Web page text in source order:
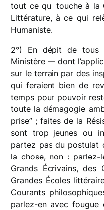
tout ce qui touche à la
Littérature, à ce qui
Humaniste.
2°) En dépit de tous
Ministère — dont
sur le terrain par des
qui feraient bien de
temps pour pouvoir
toute la démagogie
prise” ; faites de la
sont trop jeunes ou
partez pas du postulat
la chose, non : parlez-
Grands Écrivains, des
Grandes Écoles
Courants
parlez-en avec